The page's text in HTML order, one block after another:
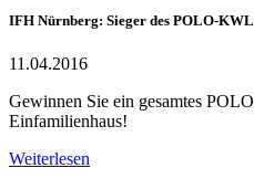
IFH Nürnberg: Sieger des POLO-
11.04.2016
Gewinnen Sie ein gesamtes
Einfamilienhaus!
Weiterlesen